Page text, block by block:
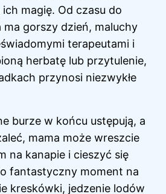
magię. Od czasu do
ma gorszy dzień, maluchy
terapeutami i
herbatę lub przytulenie,
przynosi niezwykłe
burze w końcu ustępują, a
mama może wreszcie
na kanapie i cieszyć się
fantastyczny moment na
kreskówki, jedzenie lodów